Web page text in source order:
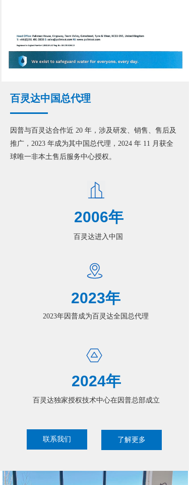
百灵达中国总代理
了解更多
联系我们
2006年
2023年
2024年
百灵达进入中国
2023年因普成为百灵达全国总代理
百灵达独家授权技术中心在因普总部成立
因普与百灵达合作近 20 年，涉及研发、销售、售后及
推广，2023 年成为其中国总代理，2024 年 11 月获全
球唯一非本土售后服务中心授权。